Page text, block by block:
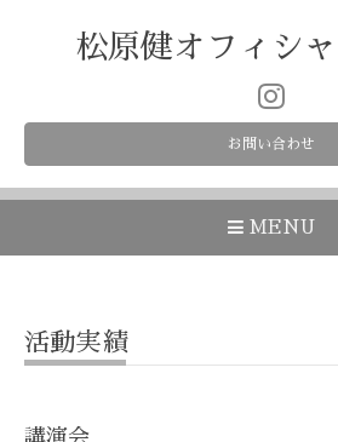
松原健オフィシ
お問い合わせ
MENU
活動実績
講演会